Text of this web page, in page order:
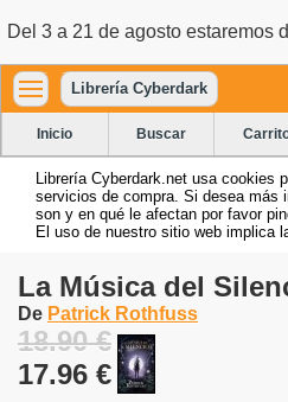
Del 3 a 21 de agosto estaremos
Librería Cyberdark
Inicio Buscar
Librería Cyberdark.net usa cookies
servicios de compra. Si desea más
son y en qué le afectan por favor
El uso de nuestro sitio web implica
La Música del
De Patrick Rothfuss
18.90 €
17.96 €